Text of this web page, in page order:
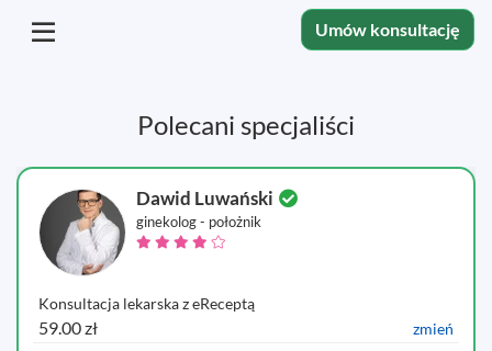
Umów konsultację
Polecani specjaliści
Dawid Luwański
ginekolog - położnik
Konsultacja lekarska z eReceptą
59.00 zł zmień